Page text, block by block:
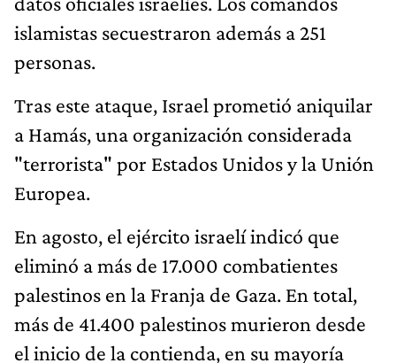
islamistas secuestraron además a 251
personas.
Tras este ataque, Israel prometió aniquilar
a Hamás, una organización considerada
"terrorista" por Estados Unidos y la Unión
Europea.
En agosto, el ejército israelí indicó que
eliminó a más de 17.000 combatientes
palestinos en la Franja de Gaza. En total,
más de 41.400 palestinos murieron desde
el inicio de la contienda, en su mayoría